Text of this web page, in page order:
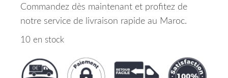
Commandez dès maintenant et profitez de
notre service de livraison rapide au Maroc.
10 en stock